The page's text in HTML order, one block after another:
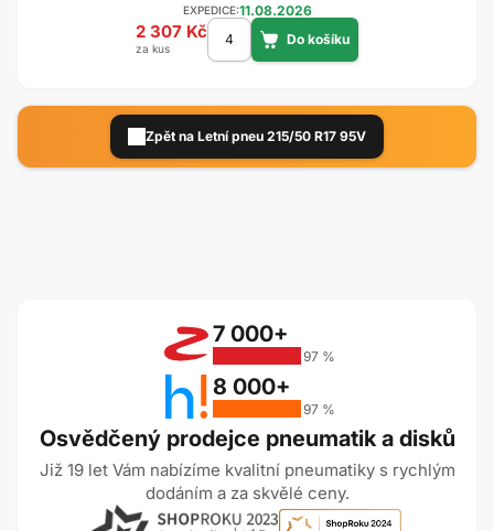
EXPEDICE:11.08.2026
2 307 Kč
za kus
Zpět na Letní pneu 215/50 R17 95V
Osvědčený prodejce pneumatik a disků
Již 19 let Vám nabízíme kvalitní pneumatiky s rychlým
dodáním a za skvělé ceny.
7 000+
97 %
8 000+
97 %